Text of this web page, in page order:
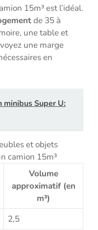
15m³ est l’idéal.
de 35 à
une table et
une marge
en
minibus Super U:
et objets
camion 15m³
Volume
approximatif (en
m³)
2,5